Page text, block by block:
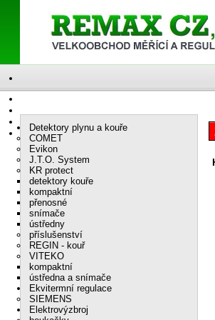
Detektory plynu a kouře
COMET
Evikon
J.T.O. System
KR protect
detektory kouře
kompaktní
přenosné
snímače
ústředny
příslušenství
REGIN - kouř
VITEKO
kompaktní
ústředna a snímače
Ekvitermní regulace
SIEMENS
Elektrovýzbroj